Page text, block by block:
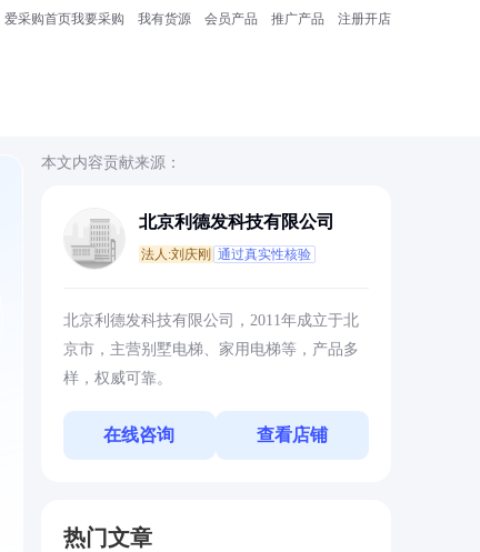
爱采购首页我要采购 我有货源 会员产品 推广产品 注册开店
本文内容贡献来源：
北京利德发科技有限公司
法人:刘庆刚 通过真实性核验
北京利德发科技有限公司，2011年成立于北
京市，主营别墅电梯、家用电梯等，产品多
样，权威可靠。
在线咨询 查看店铺
热门文章